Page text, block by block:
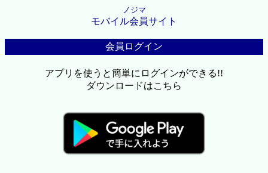
ノジマ
モバイル会員サイト
会員ログイン
アプリを使うと簡単にログインができる!!
ダウンロードはこちら